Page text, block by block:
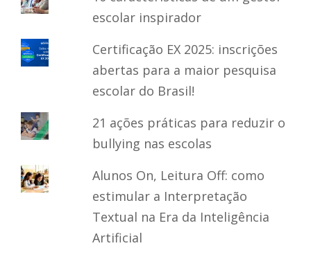
escolar inspirador
Certificação EX 2025: inscrições
abertas para a maior pesquisa
escolar do Brasil!
21 ações práticas para reduzir o
bullying nas escolas
Alunos On, Leitura Off: como
estimular a Interpretação
Textual na Era da Inteligência
Artificial